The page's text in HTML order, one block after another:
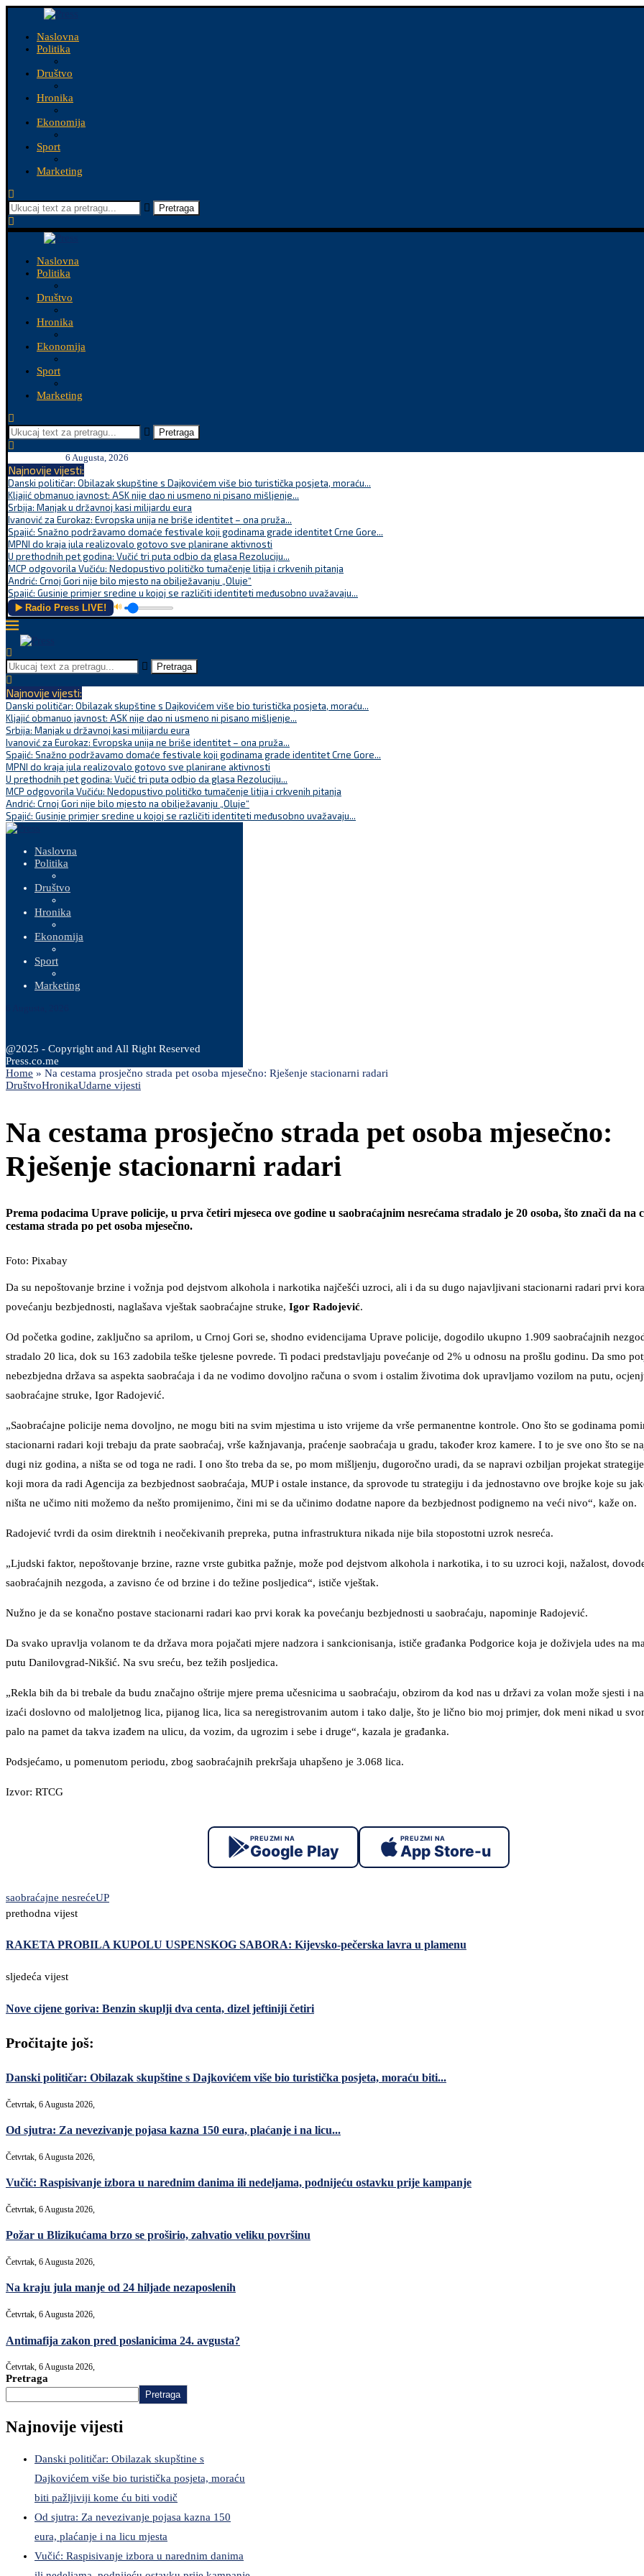
Naslovna
Politika
Društvo
Hronika
Ekonomija
Sport
Marketing
Pretraga
Naslovna
Politika
Društvo
Hronika
Ekonomija
Sport
Marketing
Pretraga
6 Augusta, 2026
Najnovije vijesti:
Danski političar: Obilazak skupštine s Dajkovićem više bio turistička posjeta, moraću...
Kljajić obmanuo javnost: ASK nije dao ni usmeno ni pisano mišljenje...
Srbija: Manjak u državnoj kasi milijardu eura
Ivanović za Eurokaz: Evropska unija ne briše identitet – ona pruža...
Spajić: Snažno podržavamo domaće festivale koji godinama grade identitet Crne Gore...
MPNI do kraja jula realizovalo gotovo sve planirane aktivnosti
U prethodnih pet godina: Vučić tri puta odbio da glasa Rezoluciju...
MCP odgovorila Vučiću: Nedopustivo političko tumačenje litija i crkvenih pitanja
Andrić: Crnoj Gori nije bilo mjesto na obilježavanju „Oluje“
Spajić: Gusinje primjer sredine u kojoj se različiti identiteti međusobno uvažavaju...
▶️ Radio Press LIVE! 🔊
Pretraga
Najnovije vijesti:
Danski političar: Obilazak skupštine s Dajkovićem više bio turistička posjeta, moraću...
Kljajić obmanuo javnost: ASK nije dao ni usmeno ni pisano mišljenje...
Srbija: Manjak u državnoj kasi milijardu eura
Ivanović za Eurokaz: Evropska unija ne briše identitet – ona pruža...
Spajić: Snažno podržavamo domaće festivale koji godinama grade identitet Crne Gore...
MPNI do kraja jula realizovalo gotovo sve planirane aktivnosti
U prethodnih pet godina: Vučić tri puta odbio da glasa Rezoluciju...
MCP odgovorila Vučiću: Nedopustivo političko tumačenje litija i crkvenih pitanja
Andrić: Crnoj Gori nije bilo mjesto na obilježavanju „Oluje“
Spajić: Gusinje primjer sredine u kojoj se različiti identiteti međusobno uvažavaju...
Naslovna
Politika
Društvo
Hronika
Ekonomija
Sport
Marketing
@2025 - Copyright and All Right Reserved
Press.co.me
Home » Na cestama prosječno strada pet osoba mjesečno: Rješenje stacionarni radari
DruštvoHronikaUdarne vijesti
Na cestama prosječno strada pet osoba mjesečno:
Rješenje stacionarni radari
Prema podacima Uprave policije, u prva četiri mjeseca ove godine u saobraćajnim nesrećama stradalo je 20 osoba, što znači da na
cestama strada po pet osoba mjesečno.
Foto: Pixabay
Da su nepoštovanje brzine i vožnja pod dejstvom alkohola i narkotika najčešći uzroci, ali i da su dugo najavljivani stacionarni radari prvi
povećanju bezbjednosti, naglašava vještak saobraćajne struke, Igor Radojević.
Od početka godine, zaključno sa aprilom, u Crnoj Gori se, shodno evidencijama Uprave policije, dogodilo ukupno 1.909 saobraćajnih
stradalo 20 lica, dok su 163 zadobila teške tjelesne povrede. Ti podaci predstavljaju povećanje od 2% u odnosu na prošlu godinu. Da smo
nebezbjedna država sa aspekta saobraćaja i da ne vodimo dovoljno računa o svom i ostalim životima dok upravljamo vozilom na putu,
saobraćajne struke, Igor Radojević.
„Saobraćajne policije nema dovoljno, ne mogu biti na svim mjestima u isto vrijeme da vrše permanentne kontrole. Ono što se godinama
stacionarni radari koji trebaju da prate saobraćaj, vrše kažnjavanja, praćenje saobraćaja u gradu, također kroz kamere. I to je sve ono što se
dugi niz godina, a ništa se od toga ne radi. I ono što treba da se, po mom mišljenju, dugoročno uradi, da se napravi ozbiljan projekat
koji mora da radi Agencija za bezbjednost saobraćaja, MUP i ostale instance, da sprovode tu strategiju i da jednostavno ove brojke koje su
ništa ne učimo niti možemo da nešto promijenimo, čini mi se da učinimo dodatne napore da bezbjednost podignemo na veći nivo“, kaže on.
Radojević tvrdi da osim direktnih i neočekivanih prepreka, putna infrastruktura nikada nije bila stopostotni uzrok nesreća.
„Ljudski faktor, nepoštovanje brzine, razne vrste gubitka pažnje, može pod dejstvom alkohola i narkotika, i to su uzroci koji, nažalost,
saobraćajnih nezgoda, a zavisno će od brzine i do težine posljedica“, ističe vještak.
Nužno je da se konačno postave stacionarni radari kao prvi korak ka povećanju bezbjednosti u saobraćaju, napominje Radojević.
Da svako upravlja volanom te da država mora pojačati mjere nadzora i sankcionisanja, ističe građanka Podgorice koja je doživjela udes na
putu Danilovgrad-Nikšić. Na svu sreću, bez težih posljedica.
„Rekla bih da bi trebale da budu značajno oštrije mjere prema učesnicima u saobraćaju, obzirom da kod nas u državi za volan može sjesti i
izaći doslovno od maloljetnog lica, pijanog lica, lica sa neregistrovanim autom i tako dalje, što je lično bio moj primjer, dok meni nikad u
palo na pamet da takva izađem na ulicu, da vozim, da ugrozim i sebe i druge“, kazala je građanka.
Podsjećamo, u pomenutom periodu, zbog saobraćajnih prekršaja uhapšeno je 3.068 lica.
Izvor: RTCG
PREUZMI NA
Google Play
PREUZMI NA
App Store-u
saobraćajne nesrećeUP
prethodna vijest
RAKETA PROBILA KUPOLU USPENSKOG SABORA: Kijevsko-pečerska lavra u plamenu
sljedeća vijest
Nove cijene goriva: Benzin skuplji dva centa, dizel jeftiniji četiri
Pročitajte još:
Danski političar: Obilazak skupštine s Dajkovićem više bio turistička posjeta, moraću biti...
Četvrtak, 6 Augusta 2026,
Od sjutra: Za nevezivanje pojasa kazna 150 eura, plaćanje i na licu...
Četvrtak, 6 Augusta 2026,
Vučić: Raspisivanje izbora u narednim danima ili nedeljama, podnijeću ostavku prije kampanje
Četvrtak, 6 Augusta 2026,
Požar u Blizikućama brzo se proširio, zahvatio veliku površinu
Četvrtak, 6 Augusta 2026,
Na kraju jula manje od 24 hiljade nezaposlenih
Četvrtak, 6 Augusta 2026,
Antimafija zakon pred poslanicima 24. avgusta?
Četvrtak, 6 Augusta 2026,
Pretraga
Pretraga
Najnovije vijesti
Danski političar: Obilazak skupštine s
Dajkovićem više bio turistička posjeta, moraću
biti pažljiviji kome ću biti vodič
Od sjutra: Za nevezivanje pojasa kazna 150
eura, plaćanje i na licu mjesta
Vučić: Raspisivanje izbora u narednim danima